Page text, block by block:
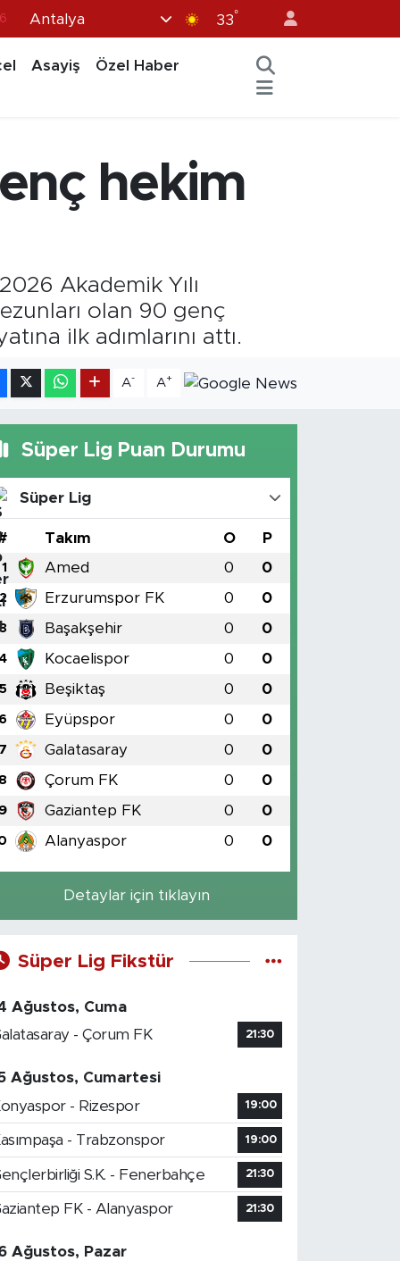
Antalya 33°
Asayiş
Özel Haber
hekim
Akademik Yılı
olan 90 genç
ilk adımlarını attı.
A- A+
Süper Lig Puan Durumu
Süper Lig
Takım O P
1 Amed 0 0
2 Erzurumspor FK 0 0
3 Başakşehir 0 0
Kocaelispor 0 0
5 Beşiktaş 0 0
6 Eyüpspor 0 0
7 Galatasaray 0 0
8 Çorum FK 0 0
9 Gaziantep FK 0 0
Alanyaspor 0 0
Detaylar için tıklayın
Süper Lig Fikstür
Ağustos, Cuma
- Çorum FK
21:30
Ağustos, Cumartesi
- Rizespor
19:00
- Trabzonspor 19:00
S.K. - Fenerbahçe 21:30
FK - Alanyaspor 21:30
Ağustos, Pazar